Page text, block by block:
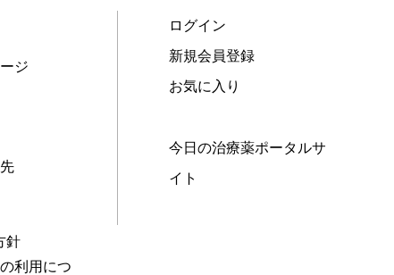
ジ
針
利用につ
ログイン
新規会員登録
お気に入り
今日の治療薬ポータルサ
イト